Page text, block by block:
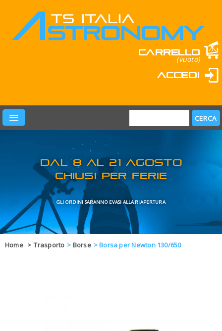
Carrello
(vuoto)
Accedi
PRODOTTI
LEARN & FUN
MARCHI
OFFERTE
Home > Trasporto > Borse >Borsa per Newton 130/650